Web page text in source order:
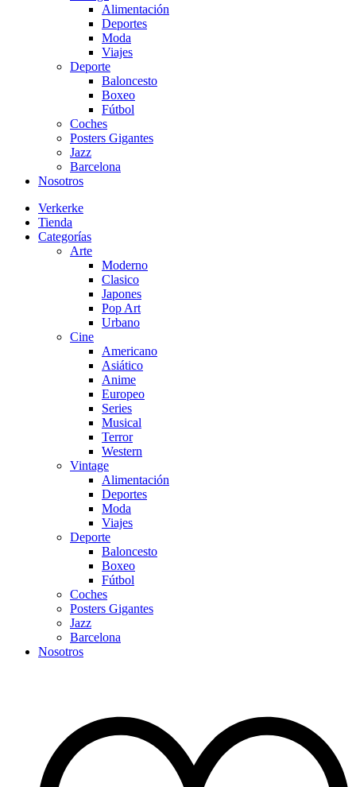
Alimentación
Deportes
Moda
Viajes
Deporte
Baloncesto
Boxeo
Fútbol
Coches
Posters Gigantes
Jazz
Barcelona
Nosotros
Verkerke
Tienda
Categorías
Arte
Moderno
Clasico
Japones
Pop Art
Urbano
Cine
Americano
Asiático
Anime
Europeo
Series
Musical
Terror
Western
Vintage
Alimentación
Deportes
Moda
Viajes
Deporte
Baloncesto
Boxeo
Fútbol
Coches
Posters Gigantes
Jazz
Barcelona
Nosotros